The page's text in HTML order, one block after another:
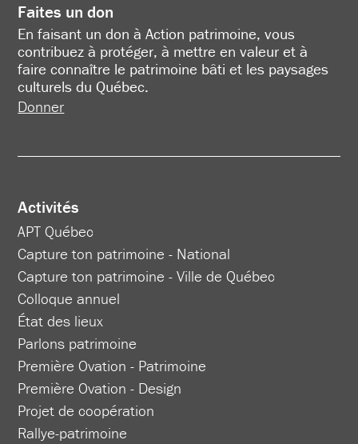
Faites un don
En faisant un don à Action patrimoine, vous
contribuez à protéger, à mettre en valeur et à
faire connaître le patrimoine bâti et les paysages
culturels du Québec.
Donner
Activités
APT Québec
Capture ton patrimoine - National
Capture ton patrimoine - Ville de Québec
Colloque annuel
État des lieux
Parlons patrimoine
Première Ovation - Patrimoine
Première Ovation - Design
Projet de coopération
Rallye-patrimoine